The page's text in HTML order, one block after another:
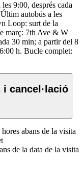
9:00, després cada
autobús a les
Loop: surt de la
març: 7th Ave & W
30 min; a partir del 8
h. Bucle complet:
cancel·lació
abans de la visita
de la data de la visita